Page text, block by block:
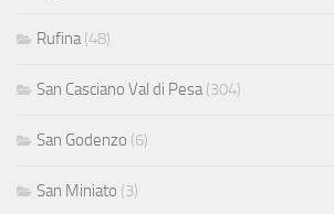
Rufina(48)
San Casciano Val di Pesa(304)
San Godenzo (6)
San Miniato (3)